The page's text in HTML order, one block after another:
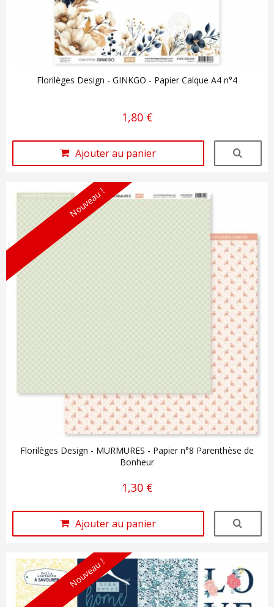
Florilèges Design - GINKGO - Papier Calque A4 n°4
1,80 €
Ajouter au panier
Nouveau !
Florilèges Design - MURMURES - Papier n°8 Parenthèse de
Bonheur
1,30 €
Ajouter au panier
Nouveau !